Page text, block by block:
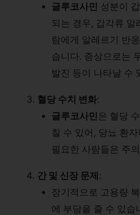
글루코사민 성분이
되는 경우, 갑각류 알
람에게 알레르기 반
습니다. 증상으로는
발진 등이 나타날 수
혈당 수치 변화:
글루코사민은 혈당
칠 수 있어, 당뇨 환
필요한 사람들은 주
간 및 신장 문제:
장기적으로 고용량
에 부담을 줄 수 있습